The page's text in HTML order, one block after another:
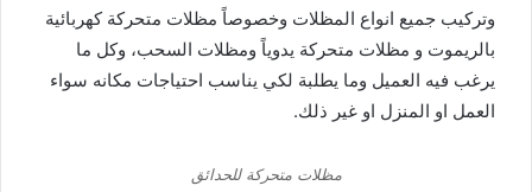
وتركيب جميع انواع المظلات وخصوصاً مظلات متحركة كهربائية
بالريموت و مظلات متحركة يدوياً ومظلات السحب، وكل ما
يرغب فيه العميل وما يطلبة لكي يناسب احتياجات مكانه سواء
العمل او المنزل او غير ذلك.
مظلات متحركة للحدائق